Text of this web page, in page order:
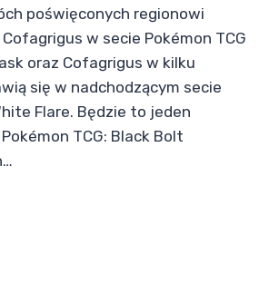
poświęconych regionowi
Cofagrigus w secie Pokémon TCG
oraz Cofagrigus w kilku
się w nadchodzącym secie
Flare. Będzie to jeden
TCG: Black Bolt